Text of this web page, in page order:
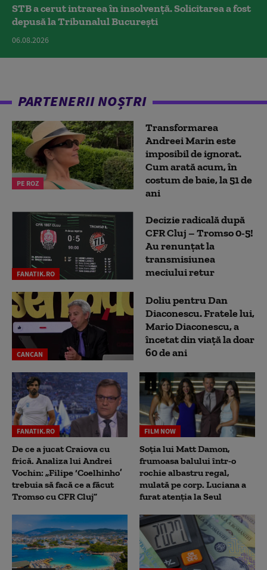
STB a cerut intrarea în insolvență. Solicitarea a fost
depusă la Tribunalul București
06.08.2026
PARTENERII NOȘTRI
PE ROZ
Transformarea
Andreei Marin este
imposibil de ignorat.
Cum arată acum, în
costum de baie, la 51 de
ani
FANATIK.RO
Decizie radicală după
CFR Cluj – Tromso 0-5!
Au renunțat la
transmisiunea
meciului retur
CANCAN
Doliu pentru Dan
Diaconescu. Fratele lui,
Mario Diaconescu, a
încetat din viață la doar
60 de ani
FANATIK.RO
De ce a jucat Craiova cu
frică. Analiza lui Andrei
Vochin: „Filipe ‘Coelhinho’
trebuia să facă ce a făcut
Tromso cu CFR Cluj”
FILM NOW
Soția lui Matt Damon,
frumoasa balului într-o
rochie albastru regal,
mulată pe corp. Luciana a
furat atenția la Seul